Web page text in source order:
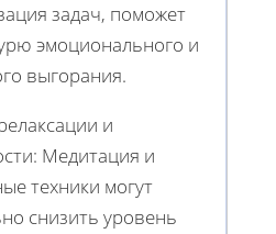
задач, поможет
эмоционального и
выгорания.
и
Медитация и
техники могут
снизить уровень